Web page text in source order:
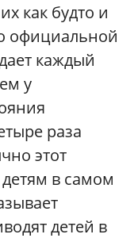
как будто и
официальной
каждый
у
раза
этот
в самом
детей в